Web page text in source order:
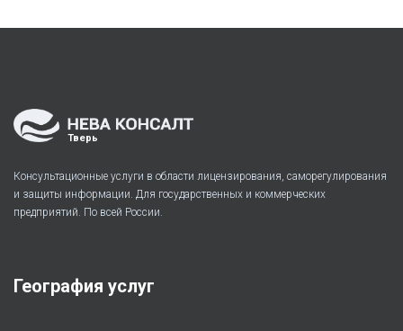
Тверь
Консультационные услуги в области лицензирования, саморегулирования
и защиты информации. Для государственных и коммерческих
предприятий. По всей России.
География услуг